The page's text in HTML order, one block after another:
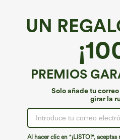
UN
PREMIOS
Solo añade tu
girar la
Al hacer clic en "¡LISTO!",
Vestido midi casual sin